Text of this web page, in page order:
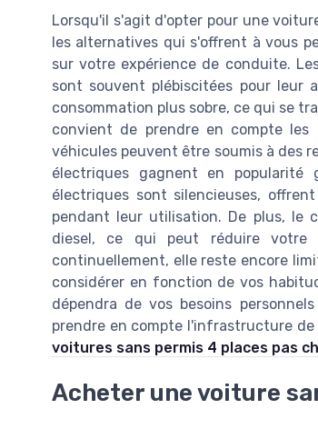
Lorsqu'il s'agit d'opter pour une
les alternatives qui s'offrent à vous
sur votre expérience de conduite.
sont souvent plébiscitées pour leur
consommation plus sobre, ce qui se
convient de prendre en compte les
véhicules peuvent être soumis à des
électriques gagnent en popularité
électriques sont silencieuses,
pendant leur utilisation. De plus, le
diesel, ce qui peut réduire votre
continuellement, elle reste encore
considérer en fonction de vos
dépendra de vos besoins
prendre en compte l'infrastructure de
voitures sans permis 4 places pas
Acheter une voiture